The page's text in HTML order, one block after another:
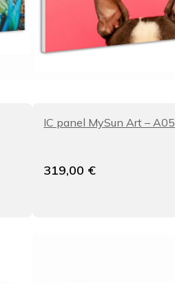
IC panel MySun Art – A05
319,00 €